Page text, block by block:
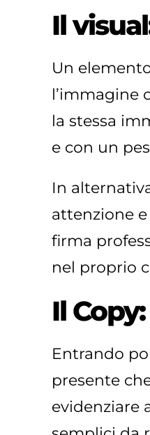
Il
Un
l’immagine
la stessa
e con un
In
attenzione
firma
nel proprio
Il
Entrando
presente
evidenziare